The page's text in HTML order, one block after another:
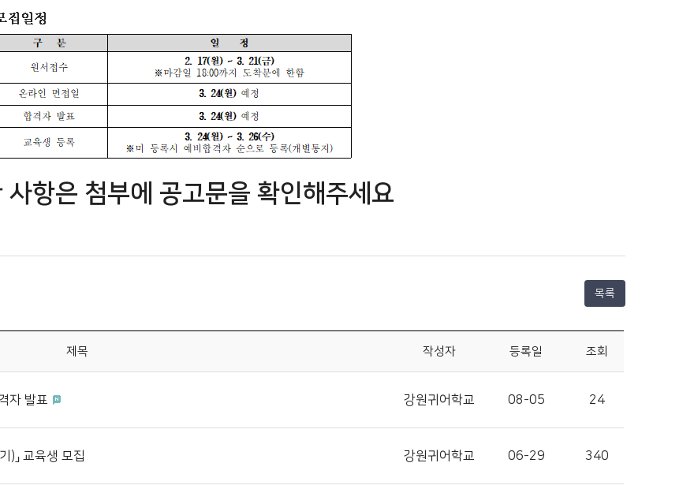
사항은 첨부에 공고문을 확인해주세요
목록
제목 작성자 등록일 조회
자 발표 강원귀어학교 08-05 24
)」 교육생 모집 강원귀어학교 06-29 340